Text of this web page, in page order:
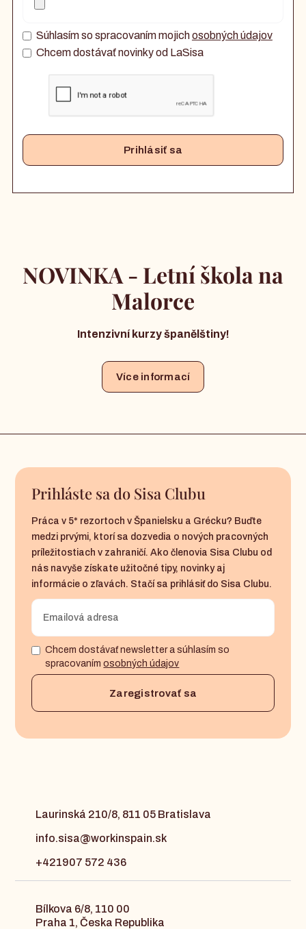
Súhlasím so spracovaním mojichosobných údajov
Chcem dostávať novinky od LaSisa
NOVINKA - Letní škola na
Malorce
Intenzivní kurzy španělštiny!
Více informací
Prihláste sa do Sisa Clubu
Práca v 5* rezortoch v Španielsku a Grécku? Buďte
medzi prvými, ktorí sa dozvedia o nových pracovných
príležitostiach v zahraničí. Ako členovia Sisa Clubu od
nás navyše získate užitočné tipy, novinky aj
informácie o zľavách. Stačí sa prihlásiť do Sisa Clubu.
Chcem dostávať newsletter a súhlasím so
spracovanímosobných údajov
Laurinská 210/8, 811 05 Bratislava
info.sisa@workinspain.sk
+421907 572 436
Bílkova 6/8, 110 00
Praha 1, Česka Republika